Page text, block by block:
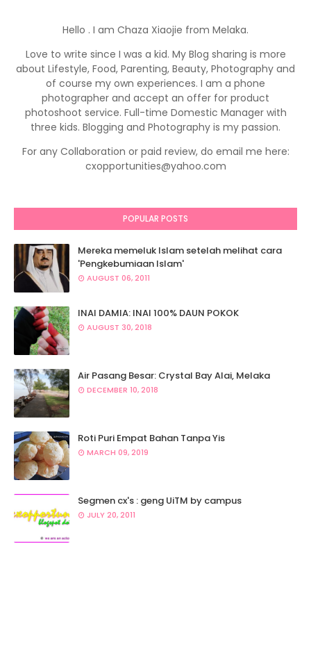
Hello . I am Chaza Xiaojie from Melaka.
Love to write since I was a kid. My Blog sharing is more
about Lifestyle, Food, Parenting, Beauty, Photography and
of course my own experiences. I am a phone
photographer and accept an offer for product
photoshoot service. Full-time Domestic Manager with
three kids. Blogging and Photography is my passion.
For any Collaboration or paid review, do email me here:
cxopportunities@yahoo.com
POPULAR POSTS
Mereka memeluk Islam setelah melihat cara
'Pengkebumiaan Islam'
AUGUST 06, 2011
INAI DAMIA: INAI 100% DAUN POKOK
AUGUST 30, 2018
Air Pasang Besar: Crystal Bay Alai, Melaka
DECEMBER 10, 2018
Roti Puri Empat Bahan Tanpa Yis
MARCH 09, 2019
Segmen cx's : geng UiTM by campus
JULY 20, 2011